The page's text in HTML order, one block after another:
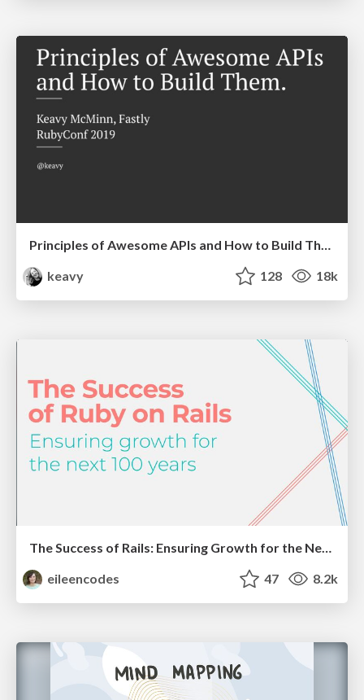
keavy
128 18k
The Success of Rails: Ensuring Growth for the Next 100 Years
eileencodes
47 8.2k